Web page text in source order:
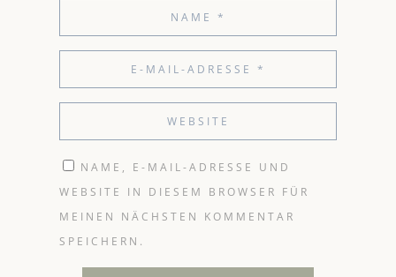
NAME, E-MAIL-ADRESSE UND
WEBSITE IN DIESEM BROWSER FÜR
MEINEN NÄCHSTEN KOMMENTAR
SPEICHERN.